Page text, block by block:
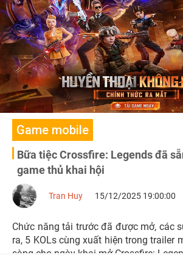
Game mobile
Bữa tiệc Crossfire: Legends đã
game thủ khai hội
Chức năng tải trước đã được mở, các
ra, 5 KOLs cùng xuất hiện trong trailer